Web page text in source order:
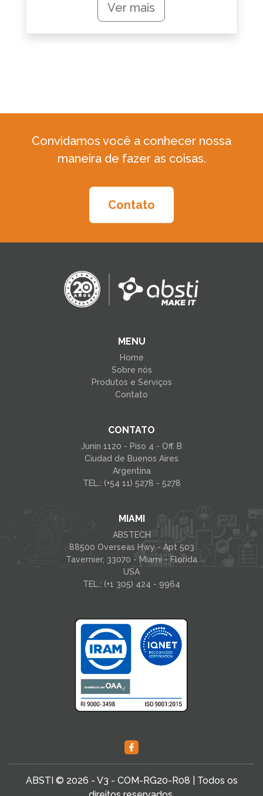
Ver mais
Convidamos você a conhecer nossa
maneira de fazer as coisas.
Contato
MENU
Home
Sobre nós
Produtos e Serviços
Contato
CONTATO
Junin 1120 - Piso 4 - Off. B
Ciudad de Buenos Aires
Argentina
TEL.: (+54 11) 5278 - 5278
MIAMI
ABSTECH
88500 Overseas Hwy - Apt 503
Tavernier, 33070 - Miami - Florida
USA
TEL.: (+1 305) 424 - 9964
ABSTI © 2026 - V3 - COM-RG20-R08 | Todos os